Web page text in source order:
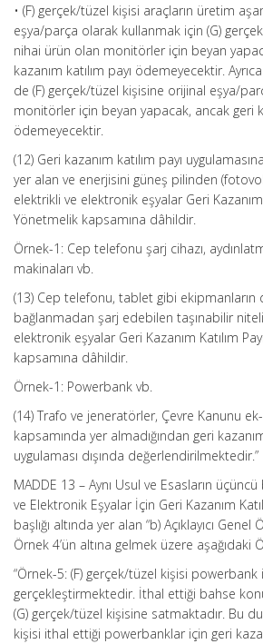
• (F) gerçek/tüzel kişisi araçların üretim
eşya/parça olarak kullanmak için (G)
nihai ürün olan monitörler için beyan
kazanım katılım payı ödemeyecektir.
de (F) gerçek/tüzel kişisine orijinal eşya/
monitörler için beyan yapacak, ancak geri
ödemeyecektir.
(12) Geri kazanım katılım payı
yer alan ve enerjisini güneş pilinden
elektrikli ve elektronik eşyalar Geri Kazanım
Yönetmelik kapsamına dâhildir.
Örnek-1: Cep telefonu şarj cihazı,
makinaları vb.
(13) Cep telefonu, tablet gibi ekipmanların
bağlanmadan şarj edebilen taşınabilir
elektronik eşyalar Geri Kazanım Katılım
kapsamına dâhildir.
Örnek-1: Powerbank vb.
(14) Trafo ve jeneratörler, Çevre Kanunu ek-
kapsamında yer almadığından geri
uygulaması dışında değerlendirilmektedir.”
MADDE 13 – Aynı Usul ve Esasların
ve Elektronik Eşyalar İçin Geri Kazanım
başlığı altında yer alan “b) Açıklayıcı
Örnek 4’ün altına gelmek üzere aşağıdaki
“Örnek-5: (F) gerçek/tüzel kişisi powerbank
gerçekleştirmektedir. İthal ettiği bahse
(G) gerçek/tüzel kişisine satmaktadır. Bu
kişisi ithal ettiği powerbanklar için geri